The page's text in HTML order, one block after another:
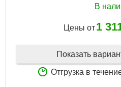
В
Цены от1
Показать
Отгрузка в